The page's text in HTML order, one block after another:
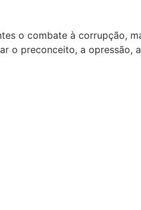
o combate à corrupção,
o preconceito, a opressão,